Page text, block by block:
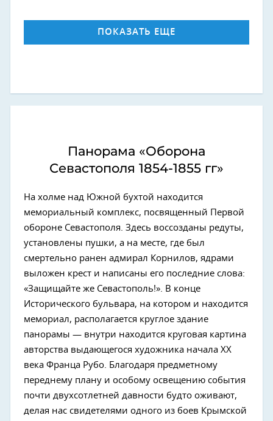
ПОКАЗАТЬ ЕЩЕ
Панорама «Оборона
Севастополя 1854-1855 гг»
На холме над Южной бухтой находится
мемориальный комплекс, посвященный Первой
обороне Севастополя. Здесь воссозданы редуты,
установлены пушки, а на месте, где был
смертельно ранен адмирал Корнилов, ядрами
выложен крест и написаны его последние слова:
«Защищайте же Севастополь!». В конце
Исторического бульвара, на котором и находится
мемориал, располагается круглое здание
панорамы — внутри находится круговая картина
авторства выдающегося художника начала XX
века Франца Рубо. Благодаря предметному
переднему плану и особому освещению события
почти двухсотлетней давности будто оживают,
делая нас свидетелями одного из боев Крымской